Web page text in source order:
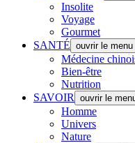
Insolite
Voyage
Gourmet
SANTÉ ouvrir le menu
Médecine
Bien-être
Nutrition
SAVOIR
ouvrir le
Homme
Univers
Nature